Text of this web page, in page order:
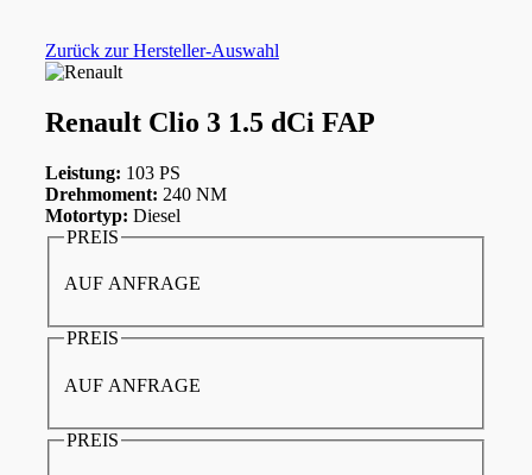
Zurück zur Hersteller-Auswahl
Renault Clio 3 1.5 dCi FAP
Leistung: 103 PS
Drehmoment: 240 NM
Motortyp: Diesel
PREIS
AUF ANFRAGE
PREIS
AUF ANFRAGE
PREIS